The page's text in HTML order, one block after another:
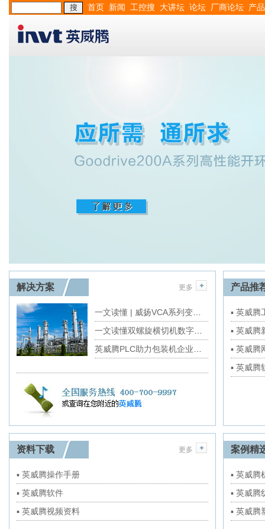
首页 新闻 工控搜 大讲坛 论坛 厂商论坛 产品
解决方案 更多 产品推
▪ 英威腾
▪ 英威腾
▪ 英威腾
▪ 英威腾
资料下载 更多
▪ 英威腾操作手册
▪ 英威腾软件
▪ 英威腾视频资料
案例精
▪ 英威腾
▪ 英威腾
▪ 英威腾